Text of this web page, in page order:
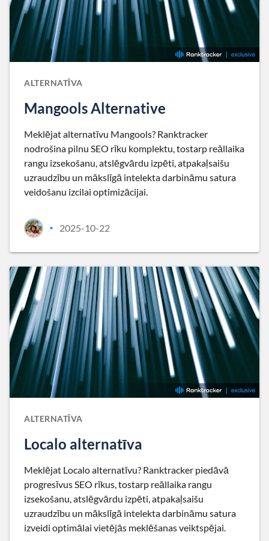
ALTERNATĪVA
Mangools Alternative
Meklējat alternatīvu Mangools? Ranktracker
nodrošina pilnu SEO rīku komplektu, tostarp reāllaika
rangu izsekošanu, atslēgvārdu izpēti, atpakaļsaišu
uzraudzību un mākslīgā intelekta darbināmu satura
veidošanu izcilai optimizācijai.
• 2025-10-22
ALTERNATĪVA
Localo alternatīva
Meklējat Localo alternatīvu? Ranktracker piedāvā
progresīvus SEO rīkus, tostarp reāllaika rangu
izsekošanu, atslēgvārdu izpēti, atpakaļsaišu
uzraudzību un mākslīgā intelekta darbināmu satura
izveidi optimālai vietējās meklēšanas veiktspējai.